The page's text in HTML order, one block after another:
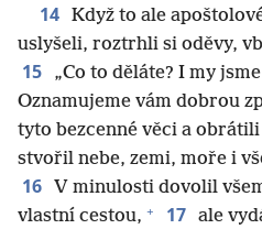
14 Když to ale
uslyšeli, roztrhli si oděvy,
15 „Co to děláte? I my
Oznamujeme vám dobrou
tyto bezcenné věci a
stvořil nebe, zemi, moře i
16
V minulosti dovolil
vlastní cestou, + 17 ale